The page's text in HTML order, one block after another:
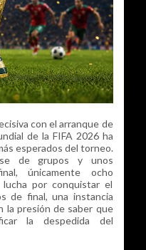
con el arranque de
de la FIFA 2026 ha
esperados del torneo.
de grupos y unos
únicamente ocho
lucha por conquistar el
de final, una instancia
la presión de saber que
la despedida del